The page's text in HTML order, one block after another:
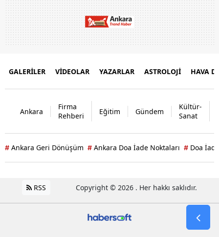
GALERİLER VİDEOLAR YAZARLAR ASTROLOJİ HAVA
Ankara
Firma
Rehberi
Eğitim Gündem
Kültür-
Sanat
# Ankara Geri Dönüşüm # Ankara Doa İade Noktaları # Doa
RSS Copyright © 2026 . Her hakkı saklıdır.